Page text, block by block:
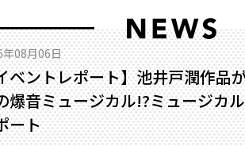
08月06日
ベントレポート】池井戸潤作
爆音ミュージカル!?――ミュージ
ート